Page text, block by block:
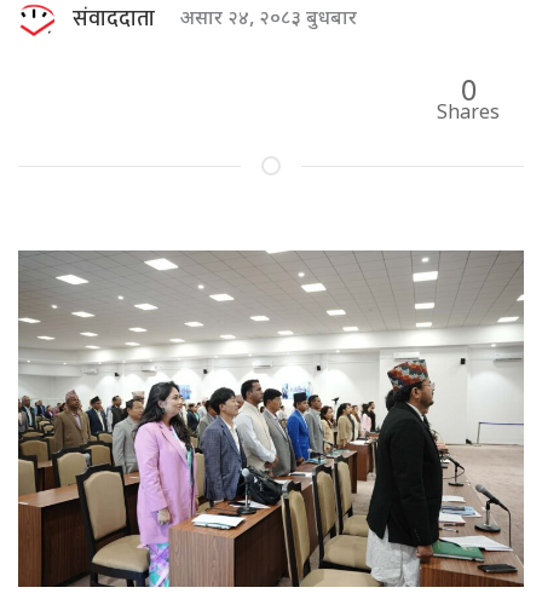
संवाददाता असार २४, २०८३ बुधबार
0
Shares